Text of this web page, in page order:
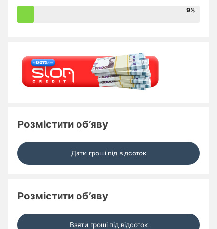
9
Розмістити об’яву
Дати гроші під відсоток
Розмістити об’яву
Взяти гроші під відсоток